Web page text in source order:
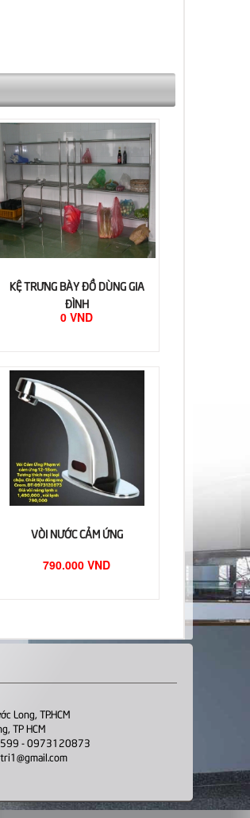
KỆ TRƯNG BÀY ĐỒ DÙNG GIA
ĐÌNH
0 VND
VÒI NƯỚC CẢM ỨNG
790.000 VND
Long, TP.HCM
TP HCM
- 0973120873